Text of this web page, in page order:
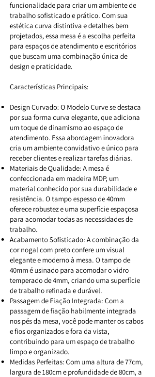
funcionalidade para criar um ambiente de
trabalho sofisticado e prático. Com sua
estética curva distintiva e detalhes bem
projetados, essa mesa é a escolha perfeita
para espaços de atendimento e escritórios
que buscam uma combinação única de
design e praticidade.
Características Principais:
Design Curvado: O Modelo Curve se destaca
por sua forma curva elegante, que adiciona
um toque de dinamismo ao espaço de
atendimento. Essa abordagem inovadora
cria um ambiente convidativo e único para
receber clientes e realizar tarefas diárias.
Materiais de Qualidade: A mesa é
confeccionada em madeira MDP, um
material conhecido por sua durabilidade e
resistência. O tampo espesso de 40mm
oferece robustez e uma superfície espaçosa
para acomodar todas as necessidades de
trabalho.
Acabamento Sofisticado: A combinação da
cor nogal com preto confere um visual
elegante e moderno à mesa. O tampo de
40mm é usinado para acomodar o vidro
temperado de 4mm, criando uma superfície
de trabalho refinada e durável.
Passagem de Fiação Integrada: Com a
passagem de fiação habilmente integrada
nos pés da mesa, você pode manter os cabos
e fios organizados e fora da vista,
contribuindo para um espaço de trabalho
limpo e organizado.
Medidas Perfeitas: Com uma altura de 77cm,
largura de 180cm e profundidade de 80cm, a